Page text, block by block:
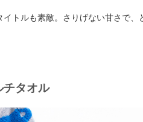
トルも素敵。さりげない甘さで、
チタオル